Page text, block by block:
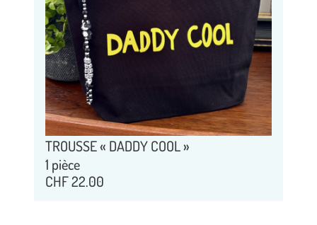
TROUSSE « DADDY COOL »
1 pièce
CHF22.00